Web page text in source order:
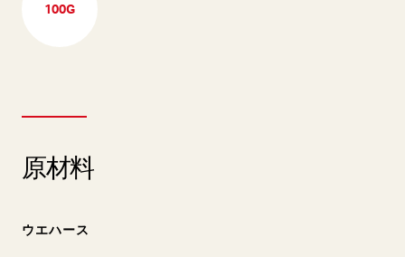
100G
原材料
ウエハース